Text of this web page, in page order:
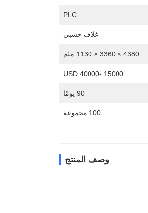
PLC
غلاف خشبي
4380 × 3360 × 1130 ملم
15000 -40000 USD
90 يومًا
100 مجموعة
وصف المنتج